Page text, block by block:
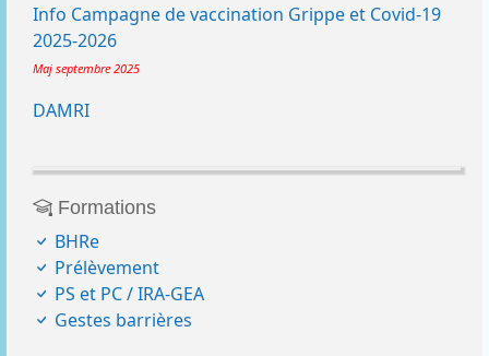
Info Campagne de vaccination Grippe et Covid-19
2025-2026
Maj septembre 2025
DAMRI
Formations
BHRe
Prélèvement
PS et PC / IRA-GEA
Gestes barrières